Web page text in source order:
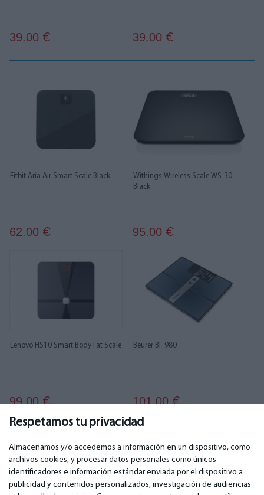
Respetamos tu privacidad
Almacenamos y/o accedemos a información en un dispositivo, como
archivos cookies, y procesar datos personales como únicos
identificadores e información estándar enviada por el dispositivo a
publicidad y contenidos personalizados, investigación de audiencias
39.00 € 39.00 €
Fitbit Aria Air Smart Scale Black
62.00 €
Withings Wireless Scale WS-30
Black
95.00 €
Lenovo HS10 Smart Body Fat Scale
99.00€
Beurer BF 980
101.00€
IMPORTANTE CONTACTOS